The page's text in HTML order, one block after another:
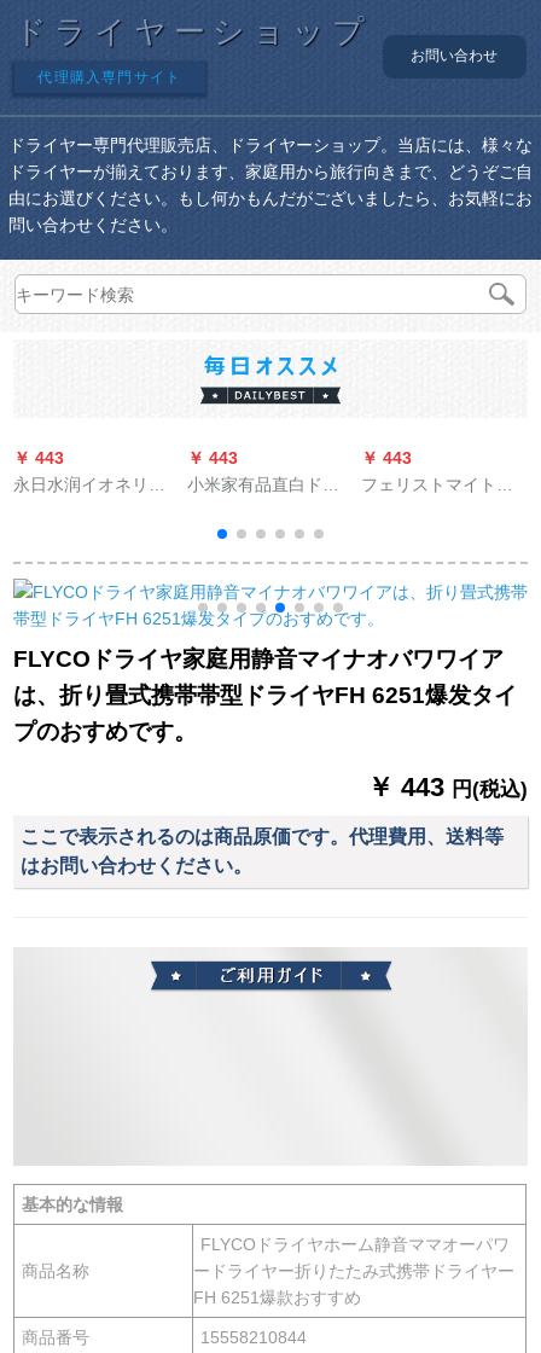
ドライヤーショップ
代理購入専門サイト
お問い合わせ
ドライヤー専門代理販売店、ドライヤーショップ。当店には、様々な
ドライヤーが揃えております、家庭用から旅行向きまで、どうぞご自
由にお選びください。もし何かもんだがございましたら、お気軽にお
問い合わせください。
￥ 443
永日水润イオネリン
1800 W大出力専门サ
ロンン家庭用恒温保
护ドライヤセミナー
￥ 443
小米家有品直白ドラ
イヤマイネリング廊
下下級大出力ドライ
ヤ冷熱風恒温保護ス
トマイナイオドライ
ヤ301
￥ 443
フェリストマイト
がしたードライヤー
FLYCOドライヤ家庭用静音マイナオバワワイア
は、折り畳式携帯帯型ドライヤFH 6251爆发タイ
プのおすめです。
￥ 443 円(税込)
ここで表示されるのは商品原価です。代理費用、送料等
はお問い合わせください。
基本的な情報
商品名称
FLYCOドライヤホーム静音ママオーパワ
ードライヤー折りたたみ式携帯ドライヤー
FH 6251爆款おすすめ
商品番号 15558210844